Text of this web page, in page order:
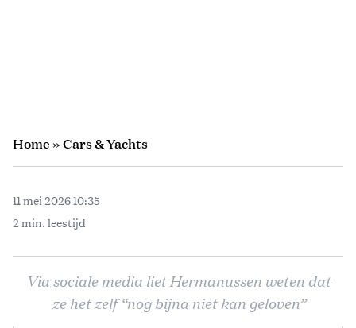
Home»Cars & Yachts
11 mei 2026 10:35
2 min. leestijd
Via sociale media liet Hermanussen weten dat
ze het zelf “nog bijna niet kan geloven”